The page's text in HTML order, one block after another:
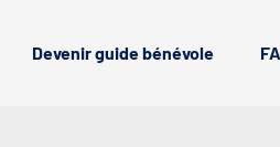
Devenir guide bénévole